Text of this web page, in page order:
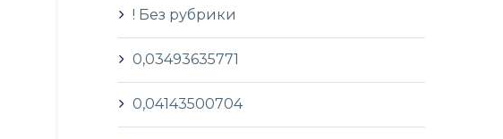
! Без рубрики
0,03493635771
0,04143500704